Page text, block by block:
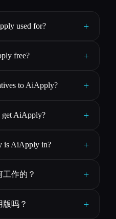
used for? +
free? +
to AiApply? +
get AiApply? +
is AiApply in? +
工作的？ +
版吗？ +